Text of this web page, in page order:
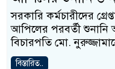
সরকারি কর্মচারীদের
আপিলের পরবর্তী শুনানি
বিচারপতি মো.
বিস্তারিত..